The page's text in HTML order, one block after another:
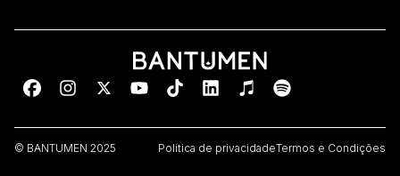
© BANTUMEN 2025 Política de privacidadeTermos e Condições